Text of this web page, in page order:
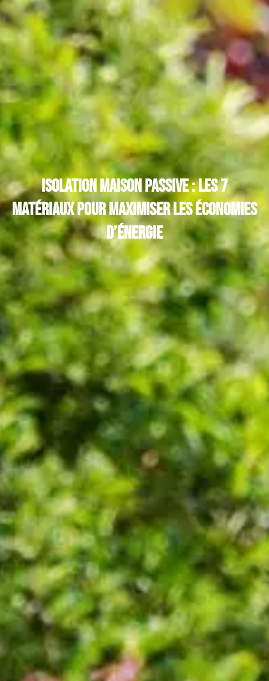
Isolation maison passive : les 7
matériaux pour maximiser les économies
d’énergie